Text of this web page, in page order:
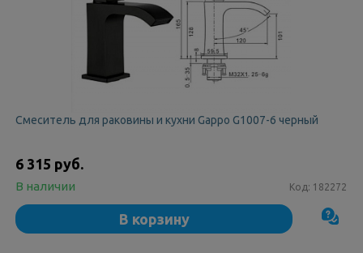
Смеситель для раковины и кухни Gappo G1007-6 черный
6 315 руб.
В наличии Код: 182272
В корзину